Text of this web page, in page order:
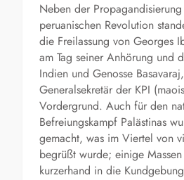
Neben der
peruanischen Revolution
die Freilassung von Georges
am Tag seiner Anhörung und
Indien und Genosse
Generalsekretär der KPI
Vordergrund. Auch für den
Befreiungskampf Palästinas
gemacht, was im Viertel von
begrüßt wurde; einige
kurzerhand in die